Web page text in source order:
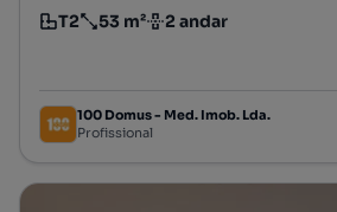
Tipologia
T2
Preço por metro quadrado
53 m²
Andar 2 andar
100 Domus - Med. Imob. Lda.
Profissional